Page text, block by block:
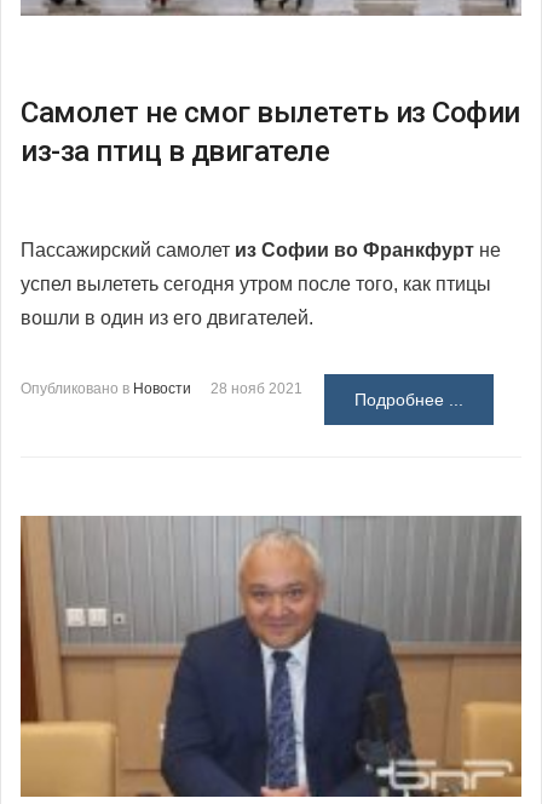
Самолет не смог вылететь из Софии
из-за птиц в двигателе
Пассажирский самолет из Софии во Франкфурт не
успел вылететь сегодня утром после того, как птицы
вошли в один из его двигателей.
Опубликовано в Новости 28 нояб 2021
Подробнее ...